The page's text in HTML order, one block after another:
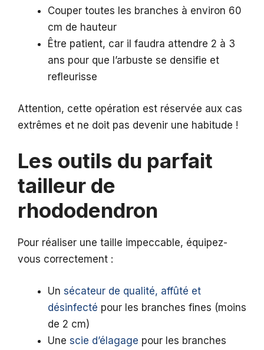
Couper toutes les branches à environ 60
cm de hauteur
Être patient, car il faudra attendre 2 à 3
ans pour que l’arbuste se densifie et
refleurisse
Attention, cette opération est réservée aux cas
extrêmes et ne doit pas devenir une habitude !
Les outils du parfait
tailleur de
rhododendron
Pour réaliser une taille impeccable, équipez-
vous correctement :
Un sécateur de qualité, affûté et
désinfecté pour les branches fines (moins
de 2 cm)
Une scie d’élagage pour les branches